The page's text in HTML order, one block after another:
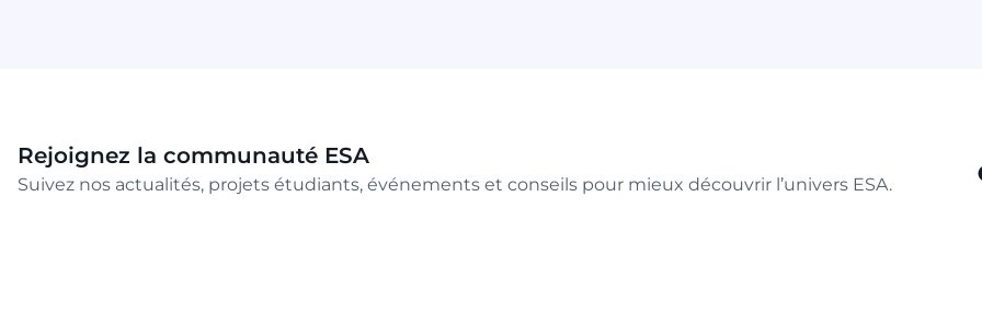
Rejoignez la communauté ESA
Suivez nos actualités, projets étudiants, événements et conseils pour mieux découvrir l’univers ESA.